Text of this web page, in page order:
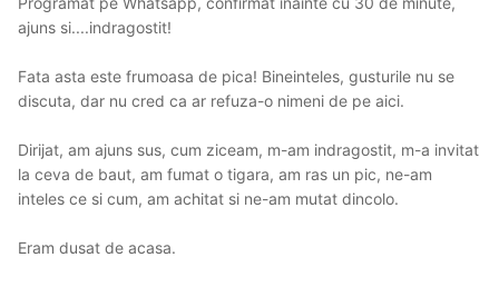
ajuns si....indragostit!
Fata asta este frumoasa de pica! Bineinteles, gusturile nu se
discuta, dar nu cred ca ar refuza-o nimeni de pe aici.
Dirijat, am ajuns sus, cum ziceam, m-am indragostit, m-a invitat
la ceva de baut, am fumat o tigara, am ras un pic, ne-am
inteles ce si cum, am achitat si ne-am mutat dincolo.
Eram dusat de acasa.